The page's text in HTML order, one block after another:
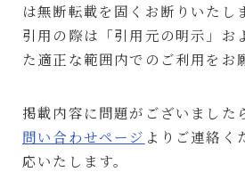
は無断転載を固くお断りいたし
引用の際は「引用元の明示」お
た適正な範囲内でのご利用をお
掲載内容に問題がございました
問い合わせページ よりご連絡く
応いたします。